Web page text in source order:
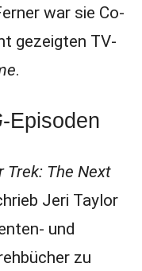
war sie Co-
gezeigten TV-
.
-Episoden
Trek: The Next
Jeri Taylor
und
zu